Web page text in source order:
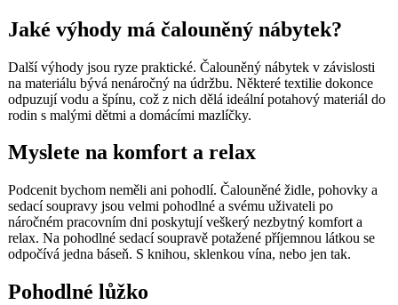
Jaké výhody má čalouněný nábytek?
Další výhody jsou ryze praktické. Čalouněný nábytek v závislosti
na materiálu bývá nenáročný na údržbu. Některé textilie dokonce
odpuzují vodu a špínu, což z nich dělá ideální potahový materiál do
rodin s malými dětmi a domácími mazlíčky.
Myslete na komfort a relax
Podcenit bychom neměli ani pohodlí. Čalouněné židle, pohovky a
sedací soupravy jsou velmi pohodlné a svému uživateli po
náročném pracovním dni poskytují veškerý nezbytný komfort a
relax. Na pohodlné sedací soupravě potažené příjemnou látkou se
odpočívá jedna báseň. S knihou, sklenkou vína, nebo jen tak.
Pohodlné lůžko